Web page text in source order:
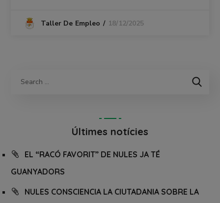
Taller De Empleo 18/12/2025
Últimes notícies
EL “RACÓ FAVORIT” DE NULES JA TÉ
GUANYADORS
NULES CONSCIENCIA LA CIUTADANIA SOBRE LA